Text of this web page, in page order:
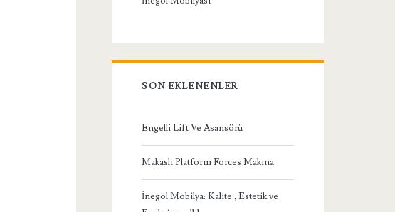
SON EKLENENLER
Engelli Lift Ve Asansörü
Makaslı Platform Forces Makina
İnegöl Mobilya: Kalite , Estetik ve